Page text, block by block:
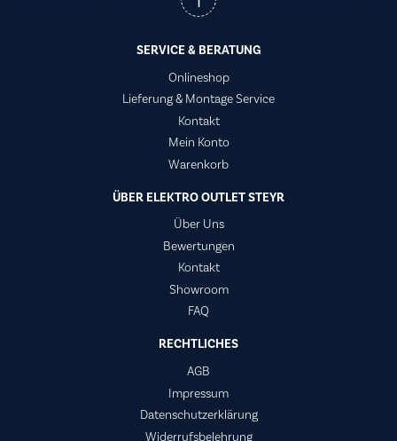
SERVICE & BERATUNG
Onlineshop
Lieferung & Montage Service
Kontakt
Mein Konto
Warenkorb
ÜBER ELEKTRO OUTLET STEYR
Über Uns
Bewertungen
Kontakt
Showroom
FAQ
RECHTLICHES
AGB
Impressum
Datenschutzerklärung
Widerrufsbelehrung